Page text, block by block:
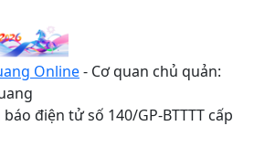
Online- Cơ quan chủ quản:
điện tử số 140/GP-BTTTT cấp